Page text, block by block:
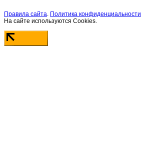
Правила сайта. Политика конфиденциальности
На сайте используются Cookies.